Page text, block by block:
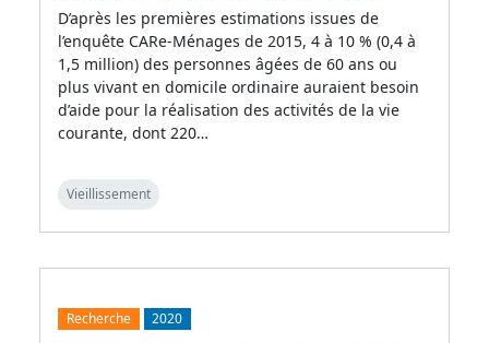
D’après les premières estimations issues de
l’enquête CARe-Ménages de 2015, 4 à 10 % (0,4 à
1,5 million) des personnes âgées de 60 ans ou
plus vivant en domicile ordinaire auraient besoin
d’aide pour la réalisation des activités de la vie
courante, dont 220…
Vieillissement
Recherche 2020